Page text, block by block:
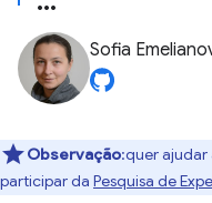
Sofia
Observação:quer ajudar
participar da Pesquisa de